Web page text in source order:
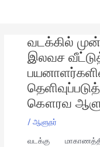
வடக்கில்
இலவச
கௌரவ
/ ஆளுநர்
வடக்கு
navigation